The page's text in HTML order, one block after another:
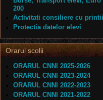
200
Activitati consiliere cu printii
Protectia datelor elevi
Orarul scolii
ORARUL CNNI 2025-2026
ORARUL CNNI 2023-2024
ORARUL CNNI 2022-2023
ORARUL CNNI 2021-2022